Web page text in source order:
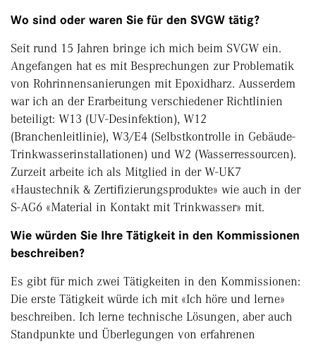
Wo sind oder waren Sie für den SVGW tätig?
Seit rund 15 Jahren bringe ich mich beim SVGW ein.
Angefangen hat es mit Besprechungen zur Problematik
von Rohrinnensanierungen mit Epoxidharz. Ausserdem
war ich an der Erarbeitung verschiedener Richtlinien
beteiligt: W13 (UV-Desinfektion), W12
(Branchenleitlinie), W3/E4 (Selbstkontrolle in Gebäude-
Trinkwasserinstallationen) und W2 (Wasserressourcen).
Zurzeit arbeite ich als Mitglied in der W-UK7
«Haustechnik & Zertifizierungsprodukte» wie auch in der
S-AG6 «Material in Kontakt mit Trinkwasser» mit.
Wie würden Sie Ihre Tätigkeit in den Kommissionen
beschreiben?
Es gibt für mich zwei Tätigkeiten in den Kommissionen:
Die erste Tätigkeit würde ich mit «Ich höre und lerne»
beschreiben. Ich lerne technische Lösungen, aber auch
Standpunkte und Überlegungen von erfahrenen